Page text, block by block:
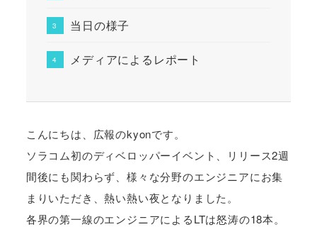
当日の様子
メディアによるレポート
こんにちは、広報のkyonです。
ソラコム初のディベロッパーイベント、リリース2週
間後にも関わらず、様々な分野のエンジニアにお集
まりいただき、熱い熱い夜となりました。
各界の第一線のエンジニアによるLTは怒涛の18本。